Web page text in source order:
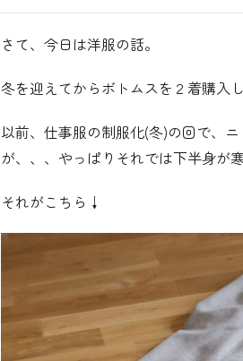
さて、今日は洋服の話。
冬を迎えてからボトムスを２着購入
以前、仕事服の制服化(冬)の回で、
が、、、やっぱりそれでは下半身が
それがこちら ↓